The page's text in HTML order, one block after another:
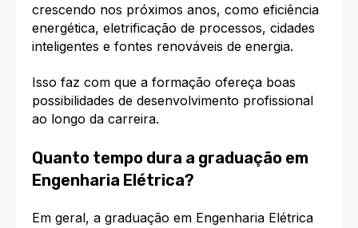
crescendo nos próximos anos, como eficiência
energética, eletrificação de processos, cidades
inteligentes e fontes renováveis de energia.
Isso faz com que a formação ofereça boas
possibilidades de desenvolvimento profissional
ao longo da carreira.
Quanto tempo dura a graduação em
Engenharia Elétrica?
Em geral, a graduação em Engenharia Elétrica